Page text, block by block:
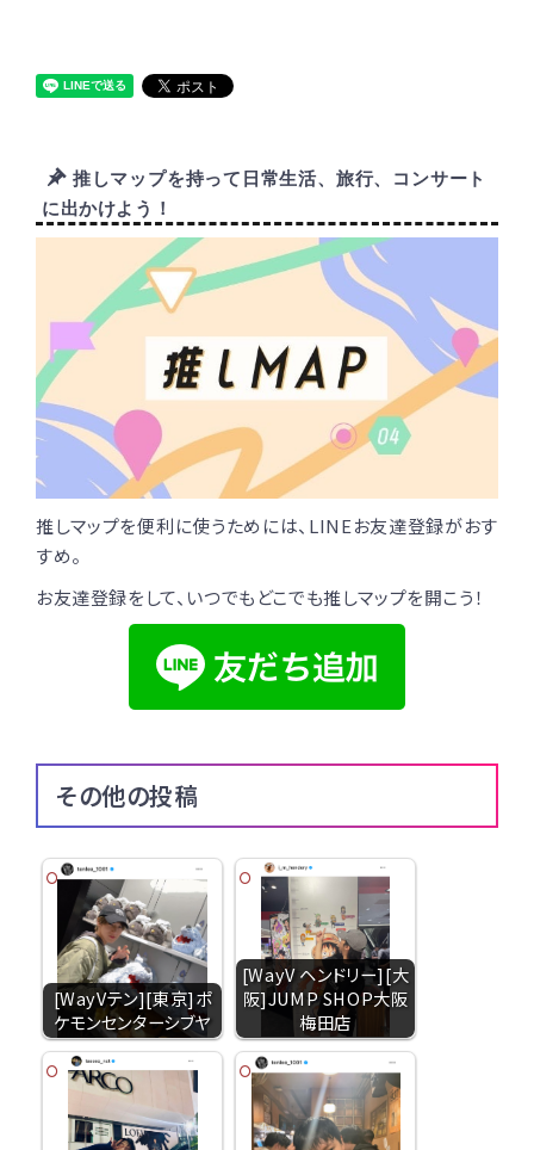
推しマップを持って日常生活、旅行、コンサート
に出かけよう！
推しマップを便利に使うためには、LINEお友達登録がおす
すめ。
お友達登録をして、いつでもどこでも推しマップを開こう！
その他の投稿
[WayVテン][東京]ポ
ケモンセンターシブヤ
[WayV ヘンドリー][大
阪]JUMP SHOP大阪
梅田店